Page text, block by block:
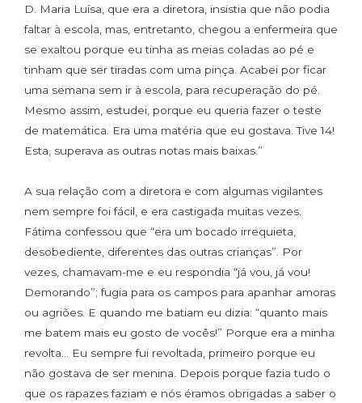
D. Maria Luísa, que era a diretora, insistia que não podia
faltar à escola, mas, entretanto, chegou a enfermeira que
se exaltou porque eu tinha as meias coladas ao pé e
tinham que ser tiradas com uma pinça. Acabei por ficar
uma semana sem ir à escola, para recuperação do pé.
Mesmo assim, estudei, porque eu queria fazer o teste
de matemática. Era uma matéria que eu gostava. Tive 14!
Esta, superava as outras notas mais baixas.”
A sua relação com a diretora e com algumas vigilantes
nem sempre foi fácil, e era castigada muitas vezes.
Fátima confessou que “era um bocado irrequieta,
desobediente, diferentes das outras crianças”. Por
vezes, chamavam-me e eu respondia “já vou, já vou!
Demorando”; fugia para os campos para apanhar amoras
ou agriões. E quando me batiam eu dizia: “quanto mais
me batem mais eu gosto de vocês!” Porque era a minha
revolta… Eu sempre fui revoltada, primeiro porque eu
não gostava de ser menina. Depois porque fazia tudo o
que os rapazes faziam e nós éramos obrigadas a saber o